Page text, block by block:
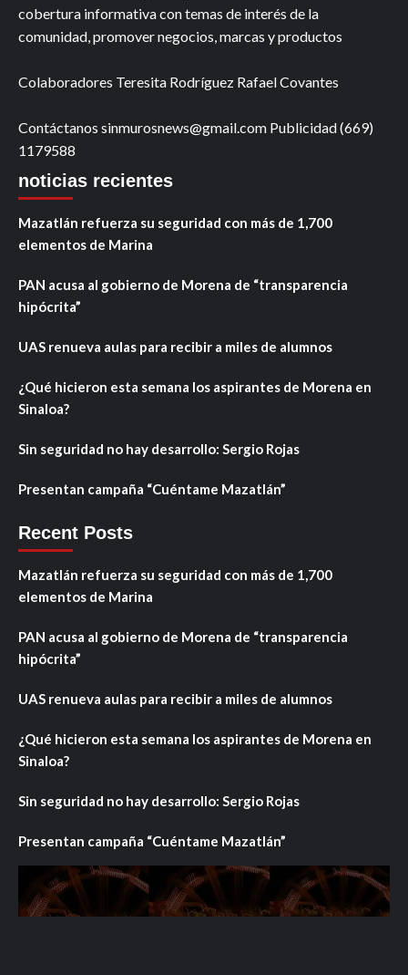
cobertura informativa con temas de interés de la
comunidad, promover negocios, marcas y productos
Colaboradores Teresita Rodríguez Rafael Covantes
Contáctanos sinmurosnews@gmail.com Publicidad (669)
1179588
noticias recientes
Mazatlán refuerza su seguridad con más de 1,700
elementos de Marina
PAN acusa al gobierno de Morena de “transparencia
hipócrita”
UAS renueva aulas para recibir a miles de alumnos
¿Qué hicieron esta semana los aspirantes de Morena en
Sinaloa?
Sin seguridad no hay desarrollo: Sergio Rojas
Presentan campaña “Cuéntame Mazatlán”
Recent Posts
Mazatlán refuerza su seguridad con más de 1,700
elementos de Marina
PAN acusa al gobierno de Morena de “transparencia
hipócrita”
UAS renueva aulas para recibir a miles de alumnos
¿Qué hicieron esta semana los aspirantes de Morena en
Sinaloa?
Sin seguridad no hay desarrollo: Sergio Rojas
Presentan campaña “Cuéntame Mazatlán”